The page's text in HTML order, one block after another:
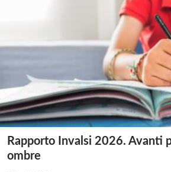
Rapporto Invalsi 2026. Avanti
ombre